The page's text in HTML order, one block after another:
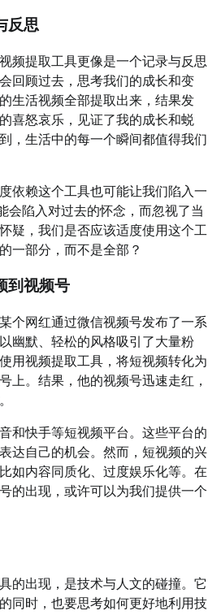
反思
频提取工具更像是一个记录与反思
回顾过去，思考我们的成长和变
生活视频全部提取出来，结果发
喜怒哀乐，见证了我的成长和蜕
，生活中的每一个瞬间都值得我们
依赖这个工具也可能让我们陷入一
会陷入对过去的怀念，而忽视了当
疑，我们是否应该适度使用这个工
一部分，而不是全部？
到视频号
个网红通过微信视频号发布了一系
幽默、轻松的风格吸引了大量粉
用视频提取工具，将短视频转化为
上。结果，他的视频号迅速走红，
和快手等短视频平台。这些平台的
达自己的机会。然而，短视频的兴
如内容同质化、过度娱乐化等。在
的出现，或许可以为我们提供一个
的出现，是技术与人文的碰撞。它
同时，也要思考如何更好地利用技